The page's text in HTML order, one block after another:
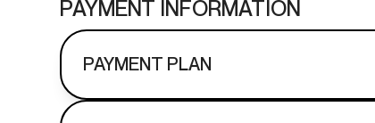
PAYMENT INFORMATION
PAYMENT PLAN